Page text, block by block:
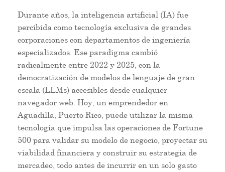
Durante años, la inteligencia artificial (IA) fue
percibida como tecnología exclusiva de grandes
corporaciones con departamentos de ingeniería
especializados. Ese paradigma cambió
radicalmente entre 2022 y 2025, con la
democratización de modelos de lenguaje de gran
escala (LLMs) accesibles desde cualquier
navegador web. Hoy, un emprendedor en
Aguadilla, Puerto Rico, puede utilizar la misma
tecnología que impulsa las operaciones de Fortune
500 para validar su modelo de negocio, proyectar su
viabilidad financiera y construir su estrategia de
mercadeo, todo antes de incurrir en un solo gasto